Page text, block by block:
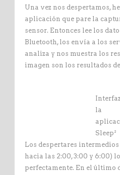
Una vez nos despertamos,
aplicación que pare la
sensor. Entonces lee los
Bluetooth, los envía a los
analiza y nos muestra los
imagen son los resultados
la
Sleep²
Los despertares
hacia las 2:00, 3:00 y 6:00)
perfectamente. En el último